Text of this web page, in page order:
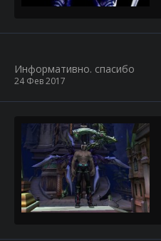
Информативно. спасибо
24 Фев 2017